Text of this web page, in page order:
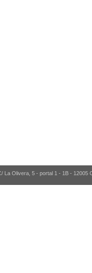
Olivera, 5 - portal 1 - 1B - 12005